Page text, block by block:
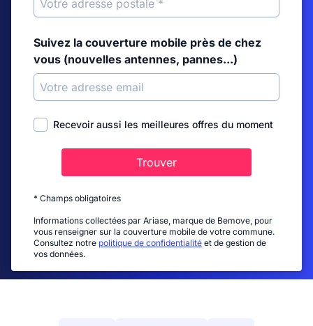
Suivez la couverture mobile près de chez
vous (nouvelles antennes, pannes...)
Recevoir aussi les meilleures offres du moment
Trouver
* Champs obligatoires
Informations collectées par Ariase, marque de Bemove, pour
vous renseigner sur la couverture mobile de votre commune.
Consultez notre politique de confidentialité et de gestion de
vos données.